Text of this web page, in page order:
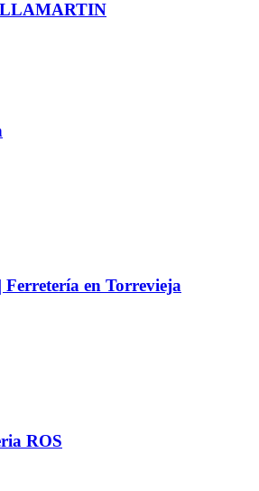
Ferretería en Torrevieja
ROS